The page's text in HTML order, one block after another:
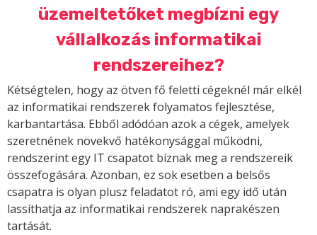
üzemeltetőket megbízni egy
vállalkozás informatikai
rendszereihez?
Kétségtelen, hogy az ötven fő feletti cégeknél már elkél
az informatikai rendszerek folyamatos fejlesztése,
karbantartása. Ebből adódóan azok a cégek, amelyek
szeretnének növekvő hatékonysággal működni,
rendszerint egy IT csapatot bíznak meg a rendszereik
összefogására. Azonban, ez sok esetben a belsős
csapatra is olyan plusz feladatot ró, ami egy idő után
lassíthatja az informatikai rendszerek naprakészen
tartását.